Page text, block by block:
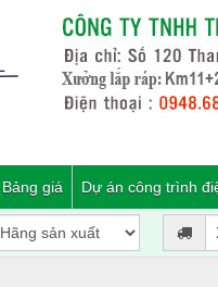
Bảng giá Dự án công trình